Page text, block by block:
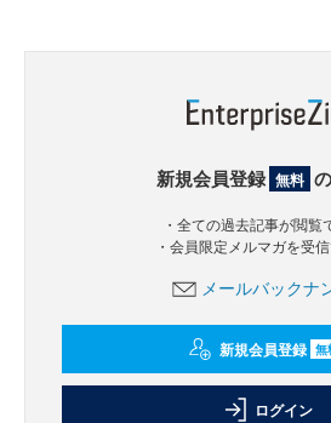
新規会員登録 無料
・全ての過去記事が閲覧
・会員限定メルマガを受
メールバックナ
新規会員登録 無
ログイン